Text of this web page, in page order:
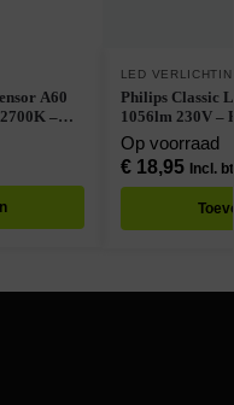
A60
–
LED
Philips Classic
1056lm 230V –
Op voorraad
€18,95 Incl.